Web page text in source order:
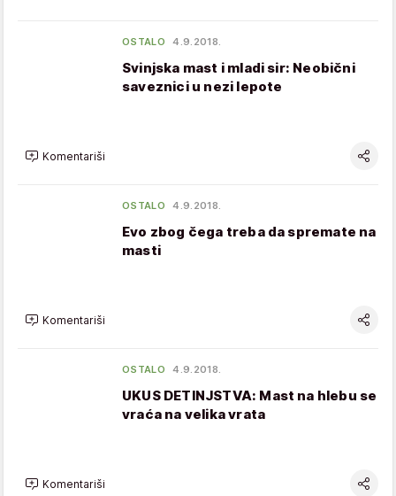
OSTALO 4.9.2018.
Svinjska mast i mladi sir: Neobični
saveznici u nezi lepote
Komentariši
OSTALO 4.9.2018.
Evo zbog čega treba da spremate na
masti
Komentariši
OSTALO 4.9.2018.
UKUS DETINJSTVA: Mast na hlebu se
vraća na velika vrata
Komentariši